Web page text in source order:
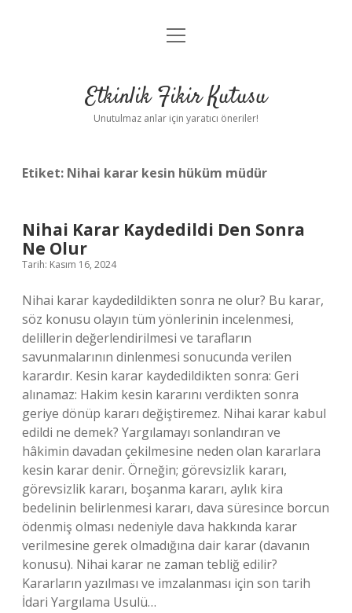
Anasayfa
Yasal Uyarı
menüyü
Etkinlik Fikir Kutusu
Unutulmaz anlar için yaratıcı öneriler!
Etiket: Nihai karar kesin hüküm müdür
Nihai Karar Kaydedildi Den Sonra
Ne Olur
Tarih: Kasım 16, 2024
Nihai karar kaydedildikten sonra ne olur? Bu karar,
söz konusu olayın tüm yönlerinin incelenmesi,
delillerin değerlendirilmesi ve tarafların
savunmalarının dinlenmesi sonucunda verilen
karardır. Kesin karar kaydedildikten sonra: Geri
alınamaz: Hakim kesin kararını verdikten sonra
geriye dönüp kararı değiştiremez. Nihai karar kabul
edildi ne demek? Yargılamayı sonlandıran ve
hâkimin davadan çekilmesine neden olan kararlara
kesin karar denir. Örneğin; görevsizlik kararı,
görevsizlik kararı, boşanma kararı, aylık kira
bedelinin belirlenmesi kararı, dava süresince borcun
ödenmiş olması nedeniyle dava hakkında karar
verilmesine gerek olmadığına dair karar (davanın
konusu). Nihai karar ne zaman tebliğ edilir?
Kararların yazılması ve imzalanması için son tarih
İdari Yargılama Usulü…